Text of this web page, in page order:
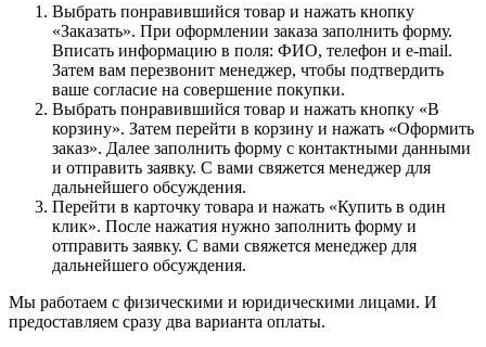
Выбрать понравившийся товар и нажать кнопку
«Заказать». При оформлении заказа заполнить форму.
Вписать информацию в поля: ФИО, телефон и e-mail.
Затем вам перезвонит менеджер, чтобы подтвердить
ваше согласие на совершение покупки.
Выбрать понравившийся товар и нажать кнопку «В
корзину». Затем перейти в корзину и нажать «Оформить
заказ». Далее заполнить форму с контактными данными
и отправить заявку. С вами свяжется менеджер для
дальнейшего обсуждения.
Перейти в карточку товара и нажать «Купить в один
клик». После нажатия нужно заполнить форму и
отправить заявку. С вами свяжется менеджер для
дальнейшего обсуждения.
Мы работаем с физическими и юридическими лицами. И
предоставляем сразу два варианта оплаты.